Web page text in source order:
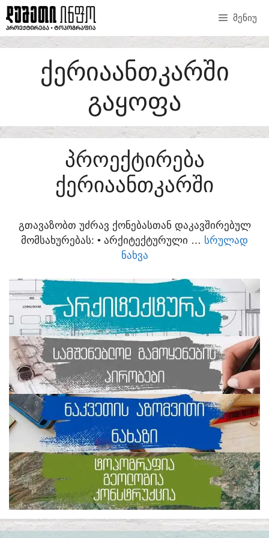
SKIP
TO
CONTENT
ᲛᲔᲜᲘᲣ
ᲥᲔᲠᲘᲐᲐᲜᲗᲙᲐᲠᲨᲘ
ᲒᲐᲧᲝᲤᲐ
ᲞᲠᲝᲔᲥᲢᲘᲠᲔᲑᲐ
ᲥᲔᲠᲘᲐᲐᲜᲗᲙᲐᲠᲨᲘ
ᲒᲗᲐᲕᲐᲖᲝᲑᲗ ᲣᲫᲠᲐᲕ ᲥᲝᲜᲔᲑᲐᲡᲗᲐᲜ ᲓᲐᲙᲐᲕᲨᲘᲠᲔᲑᲣᲚ
ᲛᲝᲛᲡᲐᲮᲣᲠᲔᲑᲐᲡ:​ • ᲐᲠᲥᲘᲢᲔᲥᲢᲣᲠᲣᲚᲘ … ᲡᲠᲣᲚᲐᲓ
ᲜᲐᲮᲕᲐ